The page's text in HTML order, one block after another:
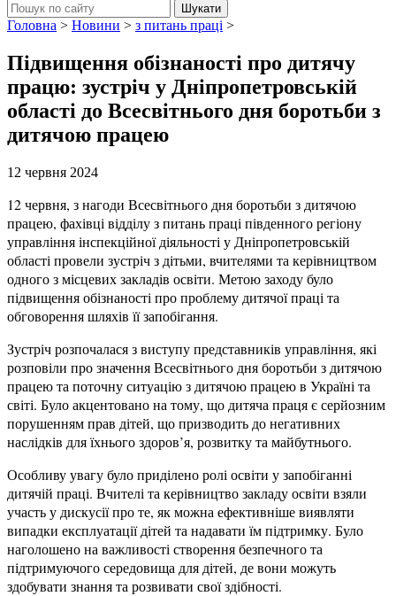
Головна > Новини > з питань праці >
Підвищення обізнаності про дитячу
працю: зустріч у Дніпропетровській
області до Всесвітнього дня боротьби з
дитячою працею
12 червня 2024
12 червня, з нагоди Всесвітнього дня боротьби з дитячою
працею, фахівці відділу з питань праці південного регіону
управління інспекційної діяльності у Дніпропетровській
області провели зустріч з дітьми, вчителями та керівництвом
одного з місцевих закладів освіти. Метою заходу було
підвищення обізнаності про проблему дитячої праці та
обговорення шляхів її запобігання.
Зустріч розпочалася з виступу представників управління, які
розповіли про значення Всесвітнього дня боротьби з дитячою
працею та поточну ситуацію з дитячою працею в Україні та
світі. Було акцентовано на тому, що дитяча праця є серйозним
порушенням прав дітей, що призводить до негативних
наслідків для їхнього здоров’я, розвитку та майбутнього.
Особливу увагу було приділено ролі освіти у запобіганні
дитячій праці. Вчителі та керівництво закладу освіти взяли
участь у дискусії про те, як можна ефективніше виявляти
випадки експлуатації дітей та надавати їм підтримку. Було
наголошено на важливості створення безпечного та
підтримуючого середовища для дітей, де вони можуть
здобувати знання та розвивати свої здібності.